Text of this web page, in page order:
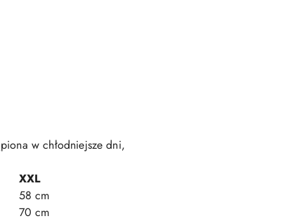
w chłodniejsze dni,
XXL
58 cm
70 cm